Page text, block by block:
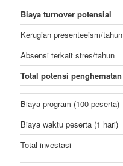
Biaya turnover potensial
Kerugian presenteeism/tahun
Absensi terkait stres/tahun
Total potensi penghematan
Biaya program (100 peserta)
Biaya waktu peserta (1 hari)
Total investasi